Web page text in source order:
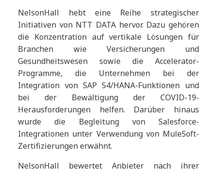
NelsonHall hebt eine Reihe strategischer
Initiativen von NTT DATA hervor. Dazu gehören
die Konzentration auf vertikale Lösungen für
Branchen wie Versicherungen und
Gesundheitswesen sowie die Accelerator-
Programme, die Unternehmen bei der
Integration von SAP S4/HANA-Funktionen und
bei der Bewältigung der COVID-19-
Herausforderungen helfen. Darüber hinaus
wurde die Begleitung von Salesforce-
Integrationen unter Verwendung von MuleSoft-
Zertifizierungen erwähnt.
NelsonHall bewertet Anbieter nach ihrer